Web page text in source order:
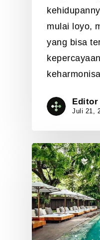
mulai loyo,
yang bisa
Editor
Juli 21,